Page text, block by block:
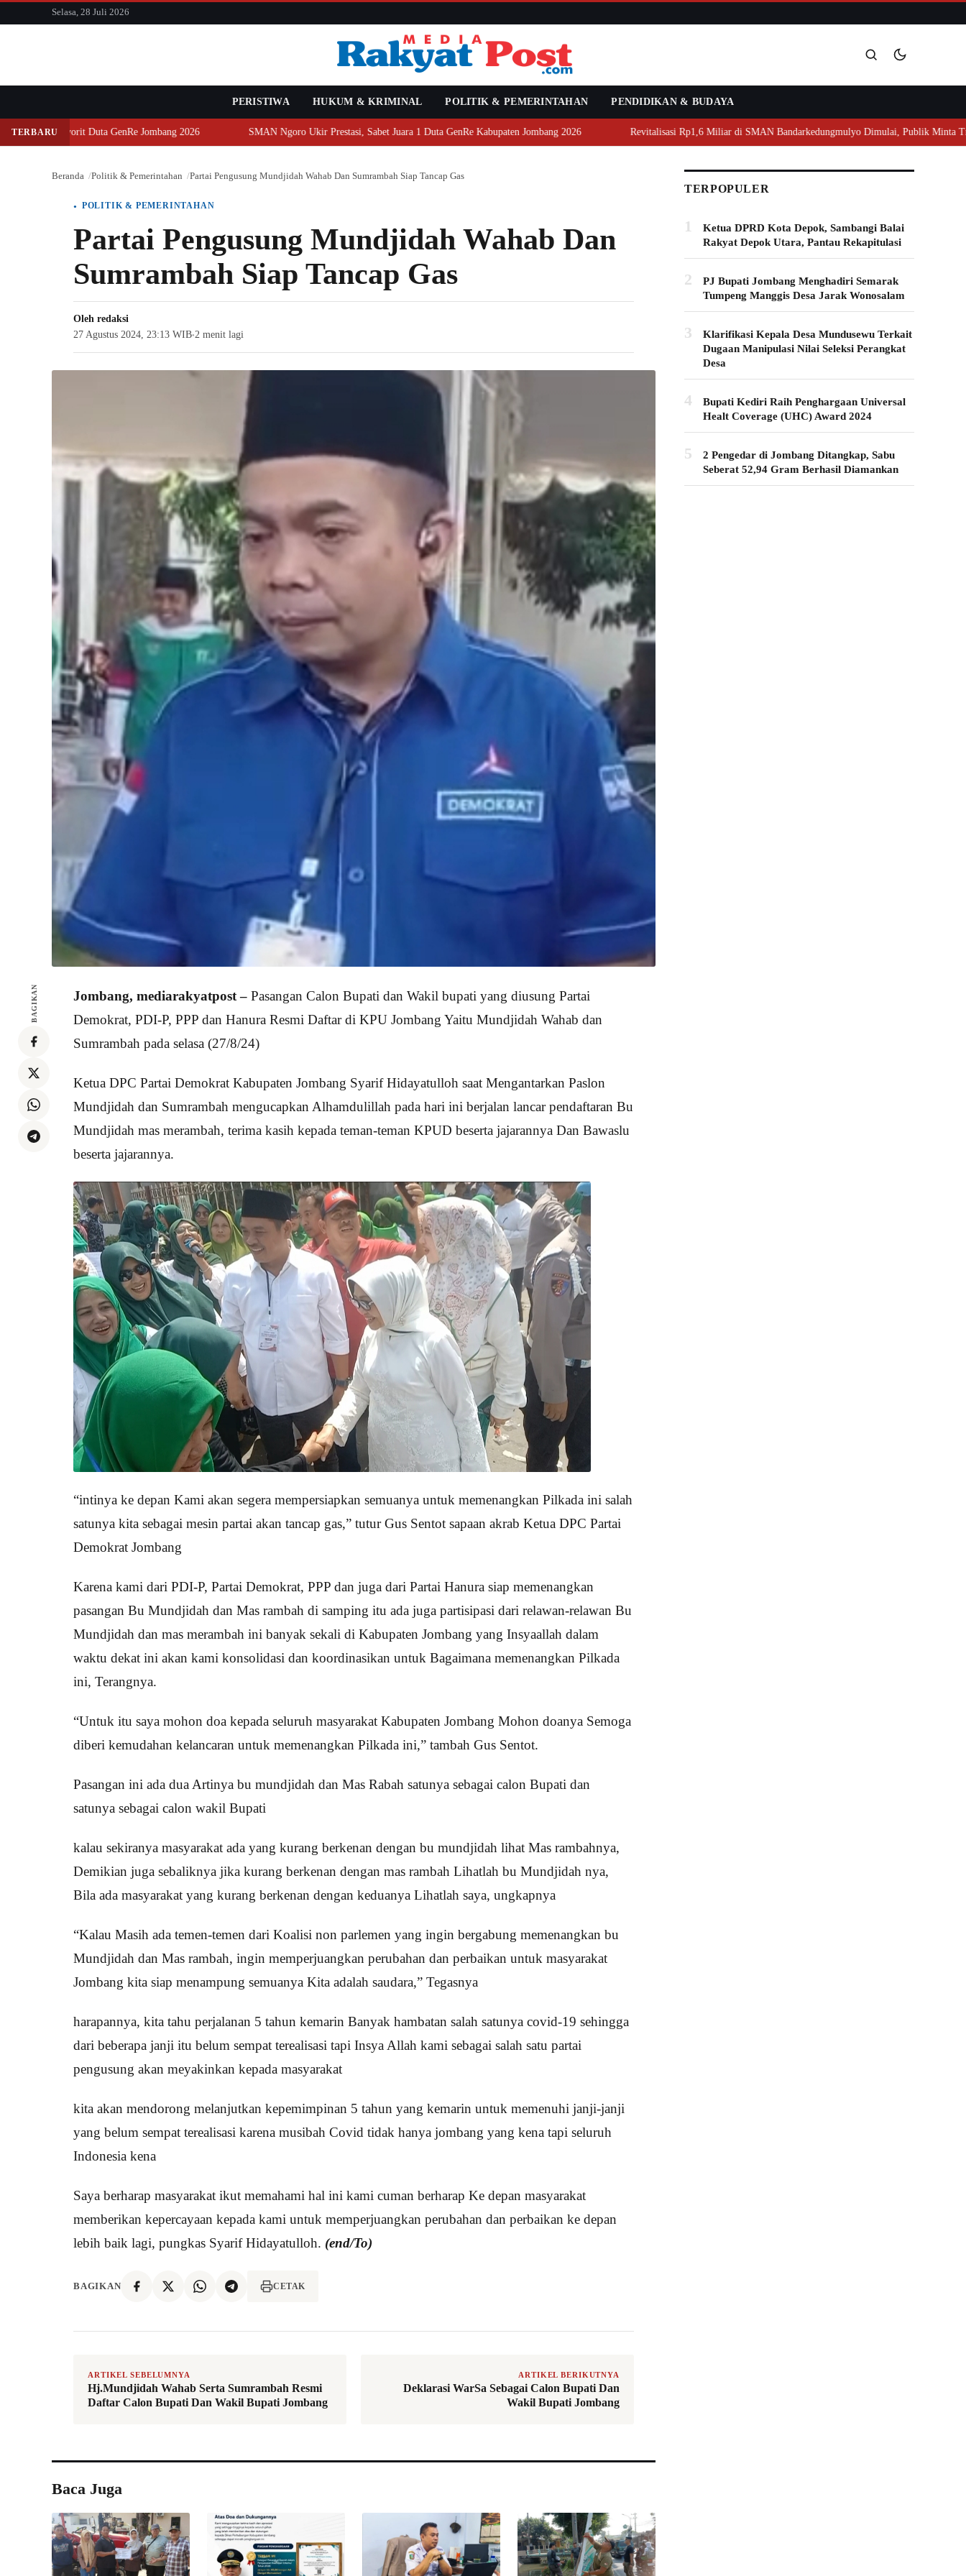
Selasa, 28 Juli 2026
Cari
PERISTIWA HUKUM & KRIMINAL POLITIK & PEMERINTAHAN PENDIDIKAN & BUDAYA
TERBARU
Duta GenRe Jombang 2026 SMAN Ngoro Ukir Prestasi, Sabet Juara 1 Duta GenRe Kabupaten Jombang 2026 Revitalisasi Rp1,6 Miliar di SMAN Bandarkedungmulyo Dimulai, Publik Minta Transparansi
Beranda Politik & Pemerintahan Partai Pengusung Mundjidah Wahab Dan Sumrambah Siap Tancap Gas
POLITIK & PEMERINTAHAN
Partai Pengusung Mundjidah Wahab Dan
Sumrambah Siap Tancap Gas
Oleh redaksi
27 Agustus 2024, 23:13 WIB●2 menit lagi
BAGIKAN Jombang, mediarakyatpost – Pasangan Calon Bupati dan Wakil bupati yang diusung Partai
Demokrat, PDI-P, PPP dan Hanura Resmi Daftar di KPU Jombang Yaitu Mundjidah Wahab dan
Sumrambah pada selasa (27/8/24)
Ketua DPC Partai Demokrat Kabupaten Jombang Syarif Hidayatulloh saat Mengantarkan Paslon
Mundjidah dan Sumrambah mengucapkan Alhamdulillah pada hari ini berjalan lancar pendaftaran Bu
Mundjidah mas merambah, terima kasih kepada teman-teman KPUD beserta jajarannya Dan Bawaslu
beserta jajarannya.
“intinya ke depan Kami akan segera mempersiapkan semuanya untuk memenangkan Pilkada ini salah
satunya kita sebagai mesin partai akan tancap gas,” tutur Gus Sentot sapaan akrab Ketua DPC Partai
Demokrat Jombang
Karena kami dari PDI-P, Partai Demokrat, PPP dan juga dari Partai Hanura siap memenangkan
pasangan Bu Mundjidah dan Mas rambah di samping itu ada juga partisipasi dari relawan-relawan Bu
Mundjidah dan mas merambah ini banyak sekali di Kabupaten Jombang yang Insyaallah dalam
waktu dekat ini akan kami konsolidasi dan koordinasikan untuk Bagaimana memenangkan Pilkada
ini, Terangnya.
“Untuk itu saya mohon doa kepada seluruh masyarakat Kabupaten Jombang Mohon doanya Semoga
diberi kemudahan kelancaran untuk memenangkan Pilkada ini,” tambah Gus Sentot.
Pasangan ini ada dua Artinya bu mundjidah dan Mas Rabah satunya sebagai calon Bupati dan
satunya sebagai calon wakil Bupati
kalau sekiranya masyarakat ada yang kurang berkenan dengan bu mundjidah lihat Mas rambahnya,
Demikian juga sebaliknya jika kurang berkenan dengan mas rambah Lihatlah bu Mundjidah nya,
Bila ada masyarakat yang kurang berkenan dengan keduanya Lihatlah saya, ungkapnya
“Kalau Masih ada temen-temen dari Koalisi non parlemen yang ingin bergabung memenangkan bu
Mundjidah dan Mas rambah, ingin memperjuangkan perubahan dan perbaikan untuk masyarakat
Jombang kita siap menampung semuanya Kita adalah saudara,” Tegasnya
harapannya, kita tahu perjalanan 5 tahun kemarin Banyak hambatan salah satunya covid-19 sehingga
dari beberapa janji itu belum sempat terealisasi tapi Insya Allah kami sebagai salah satu partai
pengusung akan meyakinkan kepada masyarakat
kita akan mendorong melanjutkan kepemimpinan 5 tahun yang kemarin untuk memenuhi janji-janji
yang belum sempat terealisasi karena musibah Covid tidak hanya jombang yang kena tapi seluruh
Indonesia kena
Saya berharap masyarakat ikut memahami hal ini kami cuman berharap Ke depan masyarakat
memberikan kepercayaan kepada kami untuk memperjuangkan perubahan dan perbaikan ke depan
lebih baik lagi, pungkas Syarif Hidayatulloh. (end/To)
BAGIKAN CETAK
ARTIKEL SEBELUMNYA
Hj.Mundjidah Wahab Serta Sumrambah Resmi
Daftar Calon Bupati Dan Wakil Bupati Jombang
ARTIKEL BERIKUTNYA
Deklarasi WarSa Sebagai Calon Bupati Dan
Wakil Bupati Jombang
Baca Juga
TERPOPULER
1
Ketua DPRD Kota Depok, Sambangi Balai
Rakyat Depok Utara, Pantau Rekapitulasi
2
PJ Bupati Jombang Menghadiri Semarak
Tumpeng Manggis Desa Jarak Wonosalam
3
Klarifikasi Kepala Desa Mundusewu Terkait
Dugaan Manipulasi Nilai Seleksi Perangkat
Desa
4
Bupati Kediri Raih Penghargaan Universal
Healt Coverage (UHC) Award 2024
5
2 Pengedar di Jombang Ditangkap, Sabu
Seberat 52,94 Gram Berhasil Diamankan